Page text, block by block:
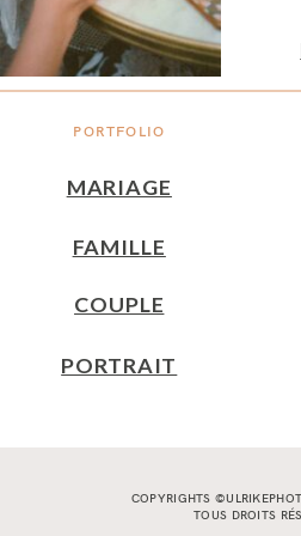
PORTFOLIO
MARIAGE
FAMILLE
COUPLE
PORTRAIT
COPYRIGHTS
TOUS DROITS